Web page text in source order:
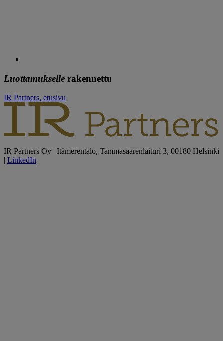
Luottamukselle rakennettu
IR Partners, etusivu
IR Partners Oy | Itämerentalo, Tammasaarenlaituri 3, 00180 Helsinki
| LinkedIn